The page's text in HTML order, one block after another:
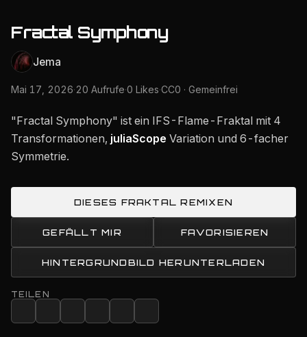
Fractal Symphony
Jema
Mai 17, 2026·20 Aufrufe·0 Likes·CC0 · Gemeinfrei
"Fractal Symphony" ist ein IFS-Flame-Fraktal mit 4
Transformationen, juliaScope Variation und 6-facher
Symmetrie.
DIESES FRAKTAL REMIXEN
GEFÄLLT MIR FAVORISIEREN
HINTERGRUNDBILD HERUNTERLADEN
TEILEN